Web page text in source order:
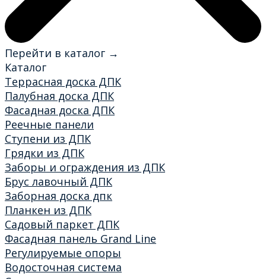
Перейти в каталог →
Каталог
Террасная доска ДПК
Палубная доска ДПК
Фасадная доска ДПК
Реечные панели
Ступени из ДПК
Грядки из ДПК
Заборы и ограждения из ДПК
Брус лавочный ДПК
Заборная доска дпк
Планкен из ДПК
Садовый паркет ДПК
Фасадная панель Grand Line
Регулируемые опоры
Водосточная система